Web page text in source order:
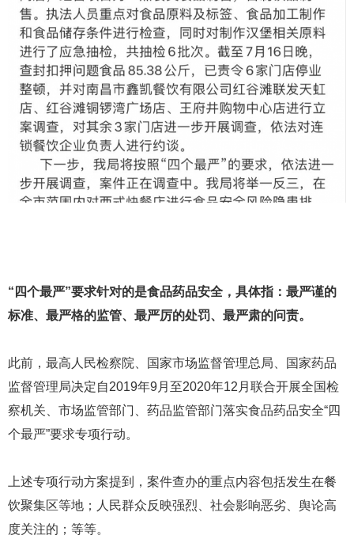
“四个最严”要求针对的是食品药品安全，具体指：最严谨的
标准、最严格的监管、最严厉的处罚、最严肃的问责。
此前，最高人民检察院、国家市场监督管理总局、国家药品
监督管理局决定自2019年9月至2020年12月联合开展全国检
察机关、市场监管部门、药品监管部门落实食品药品安全“四
个最严”要求专项行动。
上述专项行动方案提到，案件查办的重点内容包括发生在餐
饮聚集区等地；人民群众反映强烈、社会影响恶劣、舆论高
度关注的；等等。